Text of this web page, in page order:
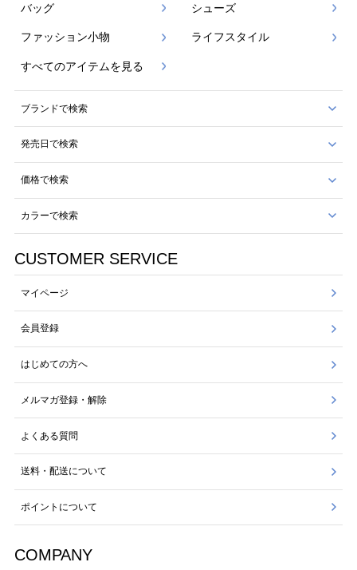
バッグ シューズ
ファッション小物 ライフスタイル
すべてのアイテムを見る
ブランドで検索
発売日で検索
価格で検索
カラーで検索
CUSTOMER SERVICE
マイページ
会員登録
はじめての方へ
メルマガ登録・解除
よくある質問
送料・配送について
ポイントについて
COMPANY